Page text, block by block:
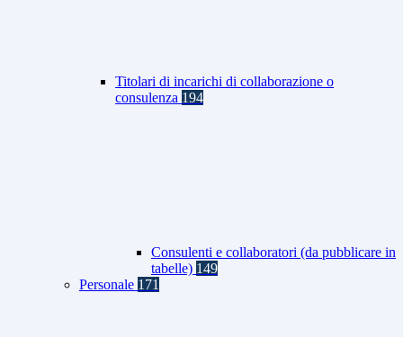
Titolari di incarichi di collaborazione o
consulenza 194
Consulenti e collaboratori (da pubblicare in
tabelle) 149
Personale 171